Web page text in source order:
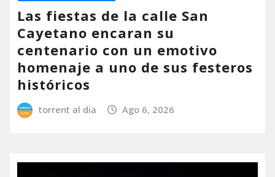
Las fiestas de la calle San
Cayetano encaran su
centenario con un emotivo
homenaje a uno de sus festeros
históricos
torrent al dia Ago 6, 2026